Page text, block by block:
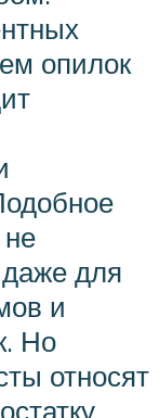
опилок
для
и
Но
относят